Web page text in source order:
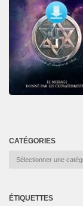
CATÉGORIES
Catégories
ÉTIQUETTES